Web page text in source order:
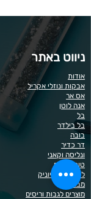
ניווט באתר
אודות
אבקות ונוזלי אקריל
אס אר
אנה לוטן
בל
בל בילדר
בובה
דר כדיר
ונליסה וקאני
טופ / בייס
לק רגיל לה יוניק
מבצעים
מוצרים לגבות וריסים